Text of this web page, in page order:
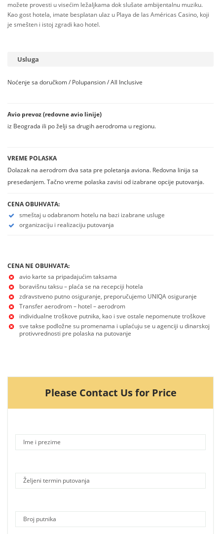
možete provesti u visećim ležaljkama dok slušate ambijentalnu muziku.
Kao gost hotela, imate besplatan ulaz u Playa de las Américas Casino, koji
je smešten i istoj zgradi kao hotel.
Usluga
Noćenje sa doručkom / Polupansion / All Inclusive
Avio prevoz (redovne avio linije)
iz Beograda ili po želji sa drugih aerodroma u regionu.
VREME POLASKA
Dolazak na aerodrom dva sata pre poletanja aviona. Redovna linija sa
presedanjem. Tačno vreme polaska zavisi od izabrane opcije putovanja.
CENA OBUHVATA:
smeštaj u odabranom hotelu na bazi izabrane usluge
organizaciju i realizaciju putovanja
CENA NE OBUHVATA:
avio karte sa pripadajućim taksama
boravišnu taksu – plaća se na recepciji hotela
zdravstveno putno osiguranje, preporučujemo UNIQA osiguranje
Transfer aerodrom – hotel – aerodrom
individualne troškove putnika, kao i sve ostale nepomenute troškove
sve takse podložne su promenama i uplaćuju se u agenciji u dinarskoj
protivvrednosti pre polaska na putovanje
Please Contact Us for Price